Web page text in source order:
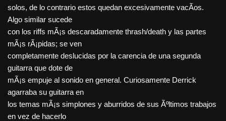
solos, de lo contrario estos quedan excesivamente vacÃ­os.
Algo similar sucede
con los riffs mÃ¡s descaradamente thrash/death y las partes
mÃ¡s rÃ¡pidas; se ven
completamente deslucidas por la carencia de una segunda
guitarra que dote de
mÃ¡s empuje al sonido en general. Curiosamente Derrick
agarraba su guitarra en
los temas mÃ¡s simplones y aburridos de sus Ãºltimos trabajos
en vez de hacerlo